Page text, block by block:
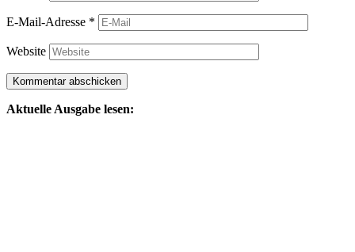
E-Mail-Adresse *
Website
Aktuelle Ausgabe lesen: